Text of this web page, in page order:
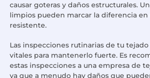
causar goteras y daños estructurales.
limpios pueden marcar la diferencia en
resistente.
Las inspecciones rutinarias de tu
vitales para mantenerlo fuerte. Es
estas inspecciones a una empresa de
ya que a menudo hay daños que